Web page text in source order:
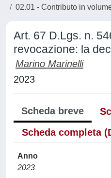
02.01 - Contributo in
Art. 67 D.Lgs. n.
revocazione: la
Marino Marinelli
2023
Scheda breve
Scheda completa
Anno
2023